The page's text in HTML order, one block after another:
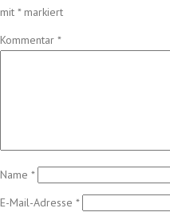
mit *markiert
Kommentar *
Name *
E-Mail-Adresse *